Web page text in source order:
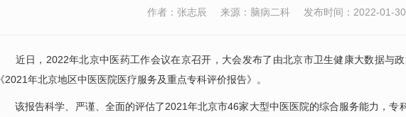
作者：张志辰 来源：脑病二科 发布时间：2022-01-30
近日，2022年北京中医药工作会议在京召开，大会发布了由北京市卫生健康大数据与
《2021年北京地区中医医院医疗服务及重点专科评价报告》。
该报告科学、严谨、全面的评估了2021年北京市46家大型中医医院的综合服务能力，专